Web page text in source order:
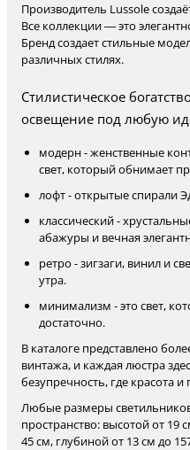
Производитель Lussole
Все коллекции — это
Бренд создает стильные
различных стилях.
Стилистическое
освещение под любую
модерн - женственные
свет, который обнимает
лофт - открытые спирали
классический -
абажуры и вечная
ретро - зигзаги, винил и
утра.
минимализм - это свет,
достаточно.
В каталоге представлено
винтажа, и каждая люстра
безупречность, где красота и
Любые размеры
пространство: высотой от 19
45 см, глубиной от 13 см до